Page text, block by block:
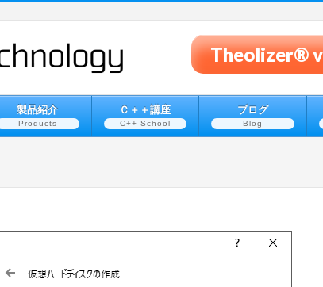
Theolizer®
製品紹介
Products
Ｃ＋＋講座
C++ School
ブログ
Blog